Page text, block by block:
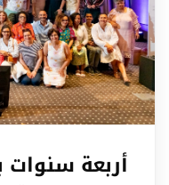
أربعة سنوات